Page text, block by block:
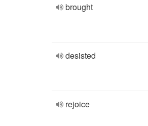
brought
desisted
rejoice